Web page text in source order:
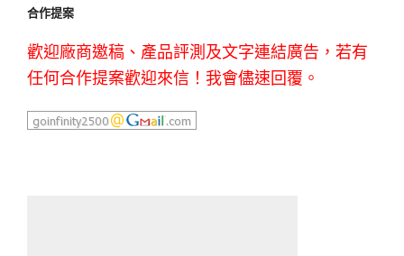
合作提案
歡迎廠商邀稿、產品評測及文字連結廣告，若有
任何合作提案歡迎來信！我會儘速回覆。